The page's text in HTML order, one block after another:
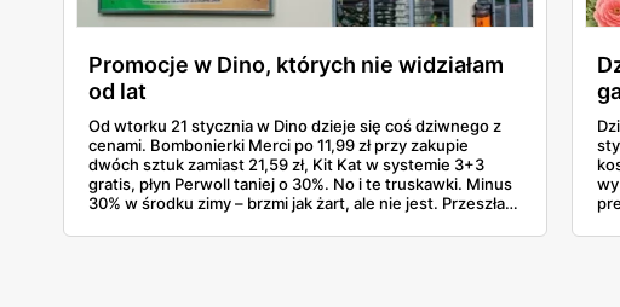
Promocje w Dino, których nie widziałam
od lat
Od wtorku 21 stycznia w Dino dzieje się coś dziwnego z
cenami. Bombonierki Merci po 11,99 zł przy zakupie
dwóch sztuk zamiast 21,59 zł, Kit Kat w systemie 3+3
gratis, płyn Perwoll taniej o 30%. No i te truskawki. Minus
30% w środku zimy – brzmi jak żart, ale nie jest. Przeszłam
opłacalne rzeczy, których szkoda byłoby nie kupić.